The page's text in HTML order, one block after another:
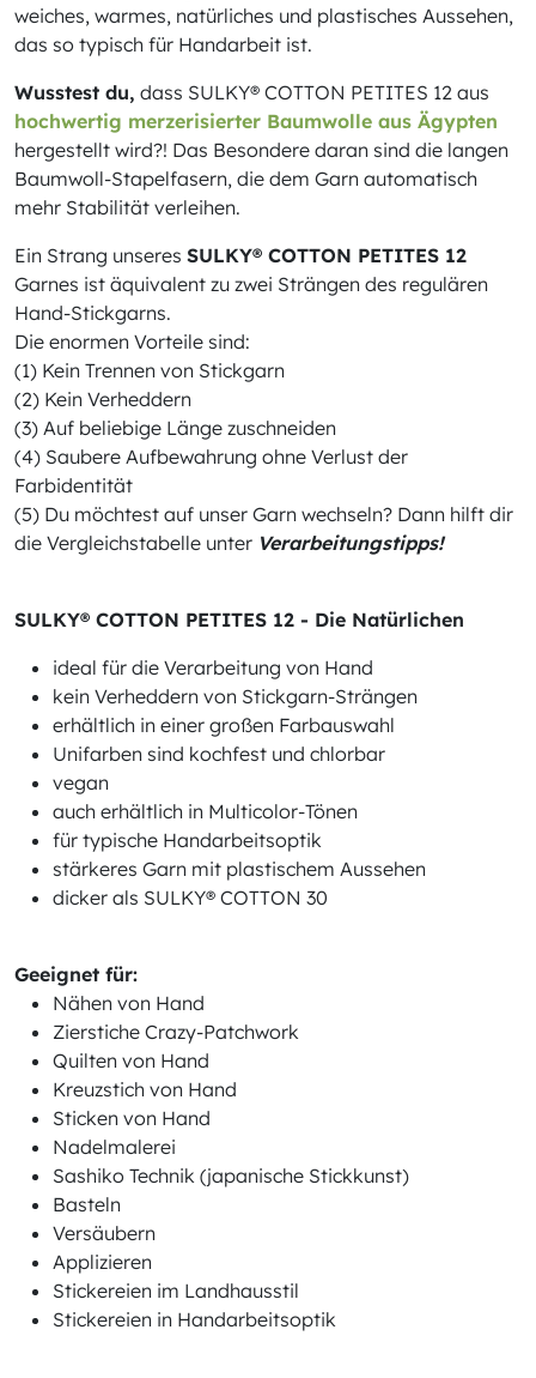
weiches, warmes, natürliches und plastisches Aussehen,
das so typisch für Handarbeit ist.
Wusstest du, dass SULKY® COTTON PETITES 12 aus
hochwertig merzerisierter Baumwolle aus Ägypten
hergestellt wird?! Das Besondere daran sind die langen
Baumwoll-Stapelfasern, die dem Garn automatisch
mehr Stabilität verleihen.
Ein Strang unseres SULKY® COTTON PETITES 12
Garnes ist äquivalent zu zwei Strängen des regulären
Hand-Stickgarns.
Die enormen Vorteile sind:
(1) Kein Trennen von Stickgarn
(2) Kein Verheddern
(3) Auf beliebige Länge zuschneiden
(4) Saubere Aufbewahrung ohne Verlust der
Farbidentität
(5) Du möchtest auf unser Garn wechseln? Dann hilft dir
die Vergleichstabelle unter Verarbeitungstipps!
SULKY® COTTON PETITES 12 - Die Natürlichen
ideal für die Verarbeitung von Hand
kein Verheddern von Stickgarn-Strängen
erhältlich in einer großen Farbauswahl
Unifarben sind kochfest und chlorbar
vegan
auch erhältlich in Multicolor-Tönen
für typische Handarbeitsoptik
stärkeres Garn mit plastischem Aussehen
dicker als SULKY® COTTON 30
Geeignet für:
Nähen von Hand
Zierstiche Crazy-Patchwork
Quilten von Hand
Kreuzstich von Hand
Sticken von Hand
Nadelmalerei
Sashiko Technik (japanische Stickkunst)
Basteln
Versäubern
Applizieren
Stickereien im Landhausstil
Stickereien in Handarbeitsoptik